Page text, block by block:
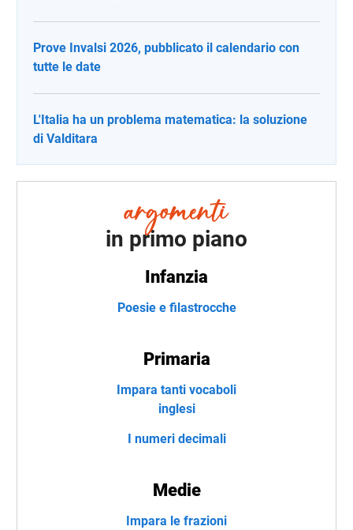
Prove Invalsi 2026, pubblicato il calendario con
tutte le date
L'Italia ha un problema matematica: la soluzione
di Valditara
in primo piano
Infanzia
Poesie e filastrocche
Primaria
Impara tanti vocaboli
inglesi
I numeri decimali
Medie
Impara le frazioni